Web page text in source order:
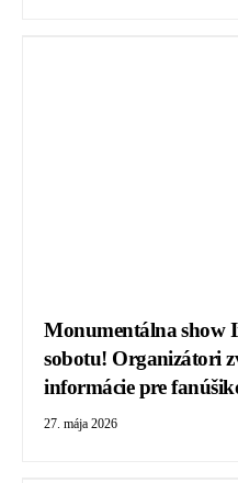
Monumentálna show
sobotu! Organizátori
informácie pre
27. mája 2026